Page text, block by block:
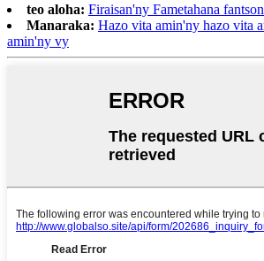
teo aloha: Firaisan'ny Fametahana
Manaraka: Hazo vita amin'ny hazo vita
amin'ny vy